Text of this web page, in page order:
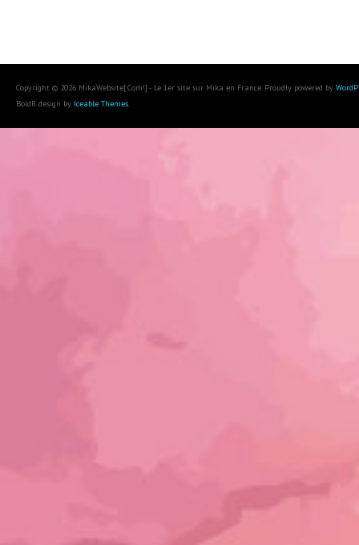
Copyright © 2026 MikaWebsite[.Com!] - Le 1er site sur Mika en France. Proudly powered by
BoldR design by Iceable Themes.